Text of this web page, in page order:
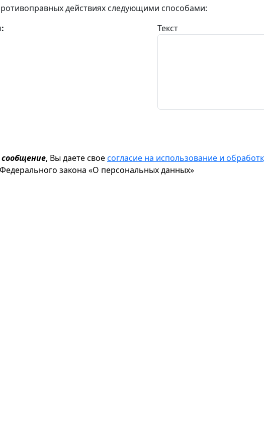
действиях следующими способами:
Текст
, Вы даете своесогласие на использование и
закона «О персональных данных»